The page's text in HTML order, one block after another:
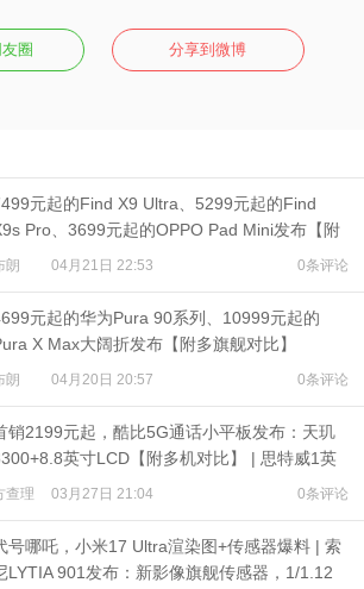
圈 分享到微博
元起的Find X9 Ultra、5299元起的Find
Pro、3699元起的OPPO Pad Mini发布【附
旗舰对比】
朗 04月21日 22:53 0条评论
元起的华为Pura 90系列、10999元起的
X Max大阔折发布【附多旗舰对比】
朗 04月20日 20:57 0条评论
销2199元起，酷比5G通话小平板发布：天玑
英寸LCD【附多机对比】 | 思特威1英
旗舰发布
查理 03月27日 21:04 0条评论
号哪吒，小米17 Ultra渲染图+传感器爆料 | 索
LYTIA 901发布：新影像旗舰传感器，1/1.12